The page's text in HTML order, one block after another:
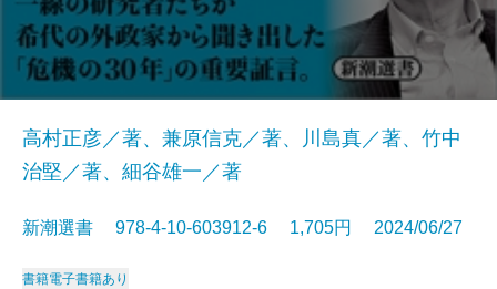
高村正彦／著、兼原信克／著、川島真／著、竹中
治堅／著、細谷雄一／著
新潮選書 978-4-10-603912-6 1,705円 2024/06/27
書籍電子書籍あり